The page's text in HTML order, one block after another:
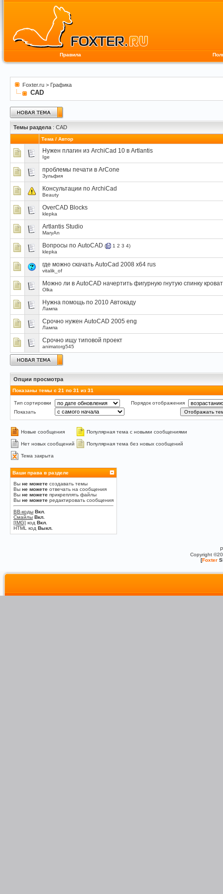
Правила
Foxter.ru > Графика
CAD
Темы раздела : CAD
Тема / Автор
Нужен плагин из ArchiCad 10 в Artlantis
Ige
проблемы печати в АrConе
Зульфия
Консультации по ArchiCad
Beauty
OverCAD Blocks
klepka
Artlantis Studio
MaryAn
Вопросы по AutoCAD ( 1 2 3 4)
klepka
где можно скачать AutoCad 2008 x64 rus
vitalik_of
Можно ли в AutoCAD начертить фигурную гнутую спинку
Olka
Нужна помощь по 2010 Автокаду
Лампа
Срочно нужен AutoCAD 2005 eng
Лампа
Срочно ищу типовой проект
animatorg545
Опции просмотра
Показаны темы с 21 по 31 из 31
Тип сортировки
Порядок отображения
Показать
Новые сообщения Популярная тема с новыми сообщениями
Нет новых сообщений Популярная тема без новых сообщений
Тема закрыта
Ваши права в разделе
Вы не можете создавать темы
Вы не можете отвечать на сообщения
Вы не можете прикреплять файлы
Вы не можете редактировать сообщения
BB-коды Вкл.
Смайлы Вкл.
[IMG] код Вкл.
HTML код Выкл.
Copyright
[Foxter